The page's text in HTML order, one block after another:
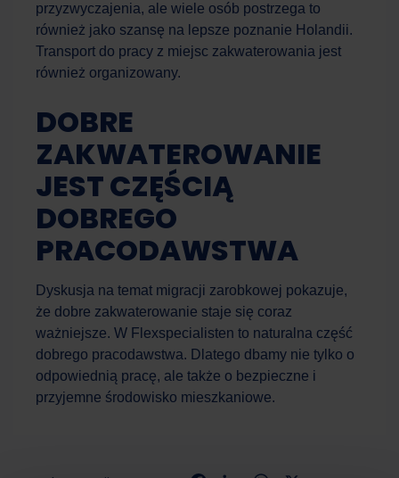
przyzwyczajenia, ale wiele osób postrzega to
również jako szansę na lepsze poznanie Holandii.
Transport do pracy z miejsc zakwaterowania jest
również organizowany.
DOBRE
ZAKWATEROWANIE
JEST CZĘŚCIĄ
DOBREGO
PRACODAWSTWA
Dyskusja na temat migracji zarobkowej pokazuje,
że dobre zakwaterowanie staje się coraz
ważniejsze. W Flexspecialisten to naturalna część
dobrego pracodawstwa. Dlatego dbamy nie tylko o
odpowiednią pracę, ale także o bezpieczne i
przyjemne środowisko mieszkaniowe.